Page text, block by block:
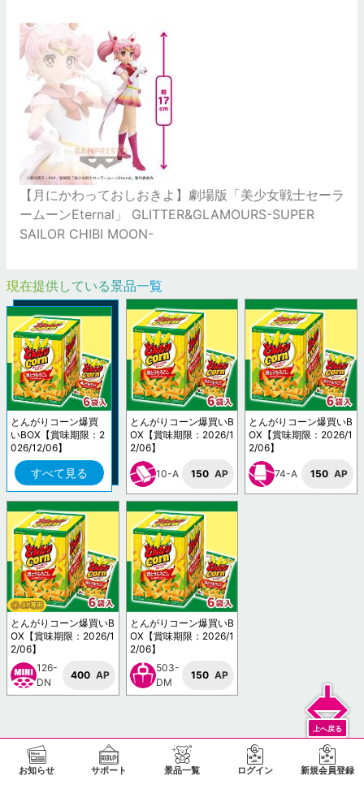
お知らせ サポート 景品一覧 ログイン 新規会員登録
【月にかわっておしおきよ】劇場版「美少女戦士セーラ
ームーンEternal」 GLITTER&GLAMOURS-SUPER
SAILOR CHIBI MOON-
現在提供している景品一覧
とんがりコーン爆買
いBOX【賞味期限：2
026/12/06】
すべて見る
とんがりコーン爆買いB
OX【賞味期限：2026/1
2/06】
10-A 150 AP
とんがりコーン爆買いB
OX【賞味期限：2026/1
2/06】
74-A 150 AP
とんがりコーン爆買いB
OX【賞味期限：2026/1
2/06】
126-
DN
400 AP
とんがりコーン爆買いB
OX【賞味期限：2026/1
2/06】
503-
DM
150 AP